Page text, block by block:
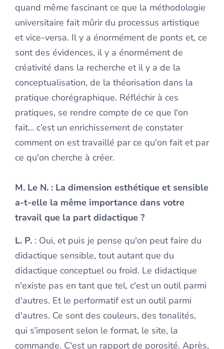
quand même fascinant ce que la méthodologie
universitaire fait mûrir du processus artistique
et vice-versa. Il y a énormément de ponts et, ce
sont des évidences, il y a énormément de
créativité dans la recherche et il y a de la
conceptualisation, de la théorisation dans la
pratique chorégraphique. Réfléchir à ces
pratiques, se rendre compte de ce que l'on
fait… c’est un enrichissement de constater
comment on est travaillé par ce qu'on fait et par
ce qu'on cherche à créer.
M. Le N. : La dimension esthétique et sensible
a-t-elle la même importance dans votre
travail que la part didactique ?
L. P. : Oui, et puis je pense qu'on peut faire du
didactique sensible, tout autant que du
didactique conceptuel ou froid. Le didactique
n'existe pas en tant que tel, c'est un outil parmi
d'autres. Et le performatif est un outil parmi
d'autres. Ce sont des couleurs, des tonalités,
qui s’imposent selon le format, le site, la
commande. C'est un rapport de porosité. Après,